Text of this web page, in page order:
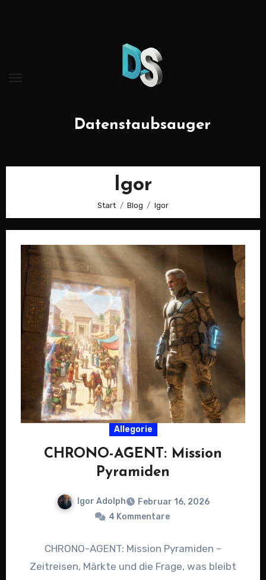
Datenstaubsauger
Igor
Start Blog Igor
Allegorie
CHRONO-AGENT: Mission
Pyramiden
Igor Adolph
Februar 16, 2026
4 Kommentare
CHRONO-AGENT: Mission Pyramiden –
Zeitreisen, Märkte und die Frage, was bleibt